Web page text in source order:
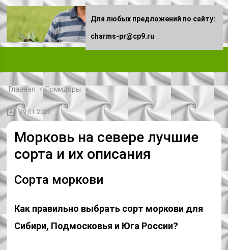
Главная › Помидоры
29.01.2020
Морковь на севере лучшие
сорта и их описания
Сорта моркови
Как правильно выбрать сорт моркови для
Сибири, Подмосковья и Юга России?
Для любых предложений по сайту:
charms-pr@cp9.ru